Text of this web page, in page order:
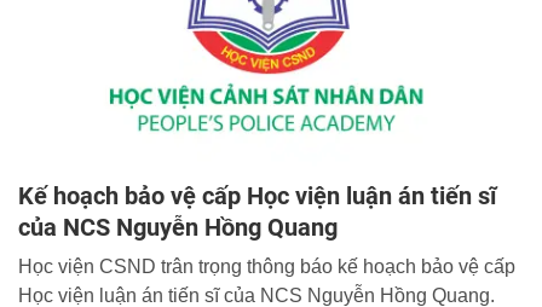
Kế hoạch bảo vệ cấp Học viện luận án tiến sĩ
của NCS Nguyễn Hồng Quang
Học viện CSND trân trọng thông báo kế hoạch bảo vệ cấp
Học viện luận án tiến sĩ của NCS Nguyễn Hồng Quang.